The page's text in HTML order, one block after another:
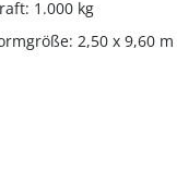
1.000 kg
2,50 x 9,60 m